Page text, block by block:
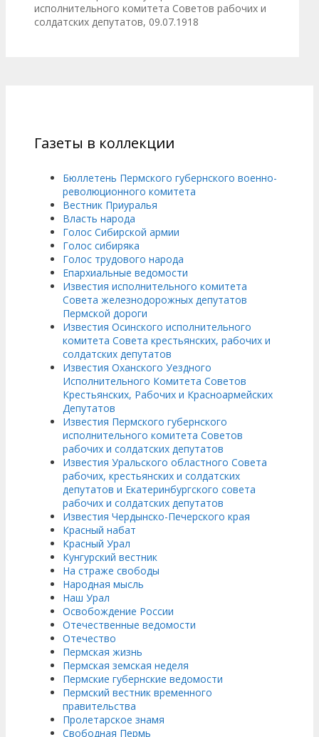
исполнительного комитета Советов рабочих и
солдатских депутатов, 09.07.1918
Газеты в коллекции
Бюллетень Пермского губернского военно-
революционного комитета
Вестник Приуралья
Власть народа
Голос Сибирской армии
Голос сибиряка
Голос трудового народа
Епархиальные ведомости
Известия исполнительного комитета
Совета железнодорожных депутатов
Пермской дороги
Известия Осинского исполнительного
комитета Совета крестьянских, рабочих и
солдатских депутатов
Известия Оханского Уездного
Исполнительного Комитета Советов
Крестьянских, Рабочих и Красноармейских
Депутатов
Известия Пермского губернского
исполнительного комитета Советов
рабочих и солдатских депутатов
Известия Уральского областного Совета
рабочих, крестьянских и солдатских
депутатов и Екатеринбургского совета
рабочих и солдатских депутатов
Известия Чердынско-Печерского края
Красный набат
Красный Урал
Кунгурский вестник
На страже свободы
Народная мысль
Наш Урал
Освобождение России
Отечественные ведомости
Отечество
Пермская жизнь
Пермская земская неделя
Пермские губернские ведомости
Пермский вестник временного
правительства
Пролетарское знамя
Свободная Пермь